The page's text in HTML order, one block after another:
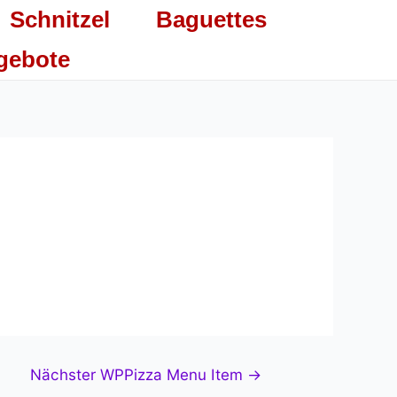
Schnitzel
Baguettes
Nächster WPPizza Menu Item →